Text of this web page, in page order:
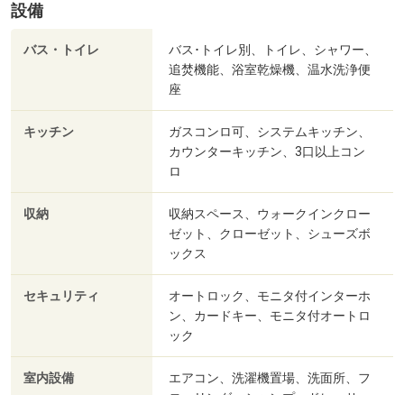
設備
バス・トイレ
バス･トイレ別、トイレ、シャワー、
追焚機能、浴室乾燥機、温水洗浄便
座
キッチン
ガスコンロ可、システムキッチン、
カウンターキッチン、3口以上コン
ロ
収納
収納スペース、ウォークインクロー
ゼット、クローゼット、シューズボ
ックス
セキュリティ
オートロック、モニタ付インターホ
ン、カードキー、モニタ付オートロ
ック
室内設備
エアコン、洗濯機置場、洗面所、フ